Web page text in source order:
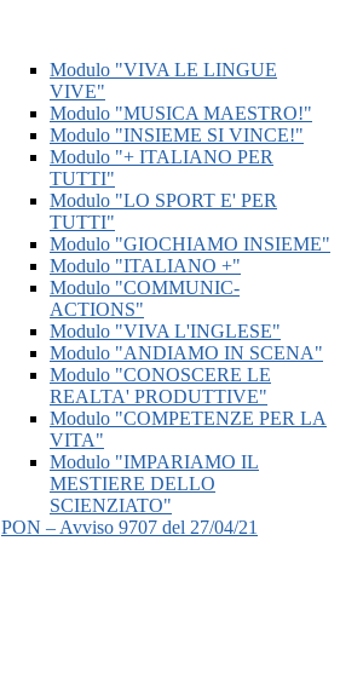
Modulo "VIVA LE LINGUE
VIVE"
Modulo "MUSICA MAESTRO!"
Modulo "INSIEME SI VINCE!"
Modulo "+ ITALIANO PER
TUTTI"
Modulo "LO SPORT E' PER
TUTTI"
Modulo "GIOCHIAMO INSIEME"
Modulo "ITALIANO +"
Modulo "COMMUNIC-
ACTIONS"
Modulo "VIVA L'INGLESE"
Modulo "ANDIAMO IN SCENA"
Modulo "CONOSCERE LE
REALTA' PRODUTTIVE"
Modulo "COMPETENZE PER LA
VITA"
Modulo "IMPARIAMO IL
MESTIERE DELLO
SCIENZIATO"
PON – Avviso 9707 del 27/04/21